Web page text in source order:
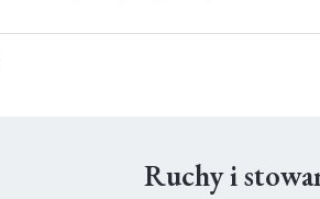
Ruchy i